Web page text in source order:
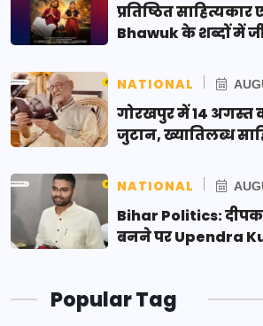
प्रतिष्ठित
Bhawuk के शब्दों में
NATIONAL
गोरखपुर में 14 अगस्त
जुटान, ख्यातिलब्ध
NATIONAL
Bihar Politics: दीपक
बनने पर Upendra
Popular Tag